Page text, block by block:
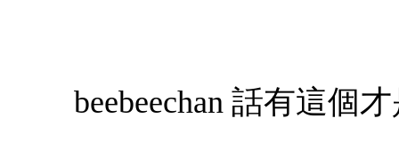
beebeechan 話有這個